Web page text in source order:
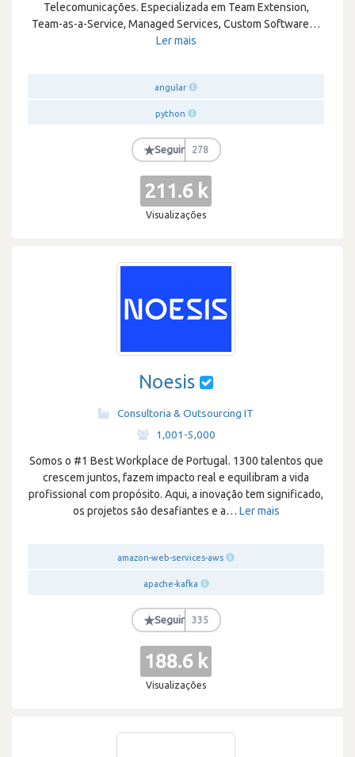
Telecomunicações. Especializada em Team Extension,
Team-as-a-Service, Managed Services, Custom Software…
Ler mais
angular
python
★Seguir 278
211.6 k
Visualizações
Noesis
Consultoria & Outsourcing IT
1,001-5,000
Somos o #1 Best Workplace de Portugal. 1300 talentos que
crescem juntos, fazem impacto real e equilibram a vida
profissional com propósito. Aqui, a inovação tem significado,
os projetos são desafiantes e a… Ler mais
amazon-web-services-aws
apache-kafka
★Seguir 335
188.6 k
Visualizações